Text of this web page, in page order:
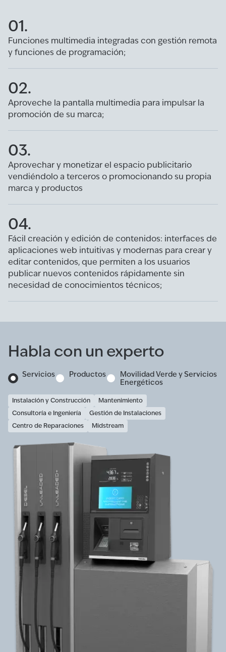
01.
Funciones multimedia integradas con gestión remota
y funciones de programación;
02.
Aproveche la pantalla multimedia para impulsar la
promoción de su marca;
03.
Aprovechar y monetizar el espacio publicitario
vendiéndolo a terceros o promocionando su propia
marca y productos
04.
Fácil creación y edición de contenidos: interfaces de
aplicaciones web intuitivas y modernas para crear y
editar contenidos, que permiten a los usuarios
publicar nuevos contenidos rápidamente sin
necesidad de conocimientos técnicos;
Habla con un experto
Servicios Productos
Movilidad Verde y Servicios
Energéticos
Instalación y Construcción
Mantenimiento
Consultoría e Ingeniería
Gestión de Instalaciones
Centro de Reparaciones
Midstream